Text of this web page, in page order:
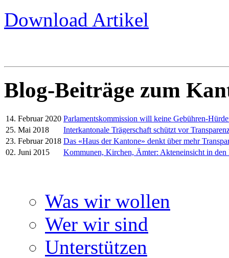
Download Artikel
Blog-Beiträge zum
14. Februar 2020 Parlamentskommission will keine Gebühren-
25. Mai 2018
Interkantonale Trägerschaft schützt vor
23. Februar 2018 Das «Haus der Kantone» denkt über mehr
02. Juni 2015
Kommunen, Kirchen, Ämter: Akteneinsicht in den
Was wir wollen
Wer wir sind
Unterstützen